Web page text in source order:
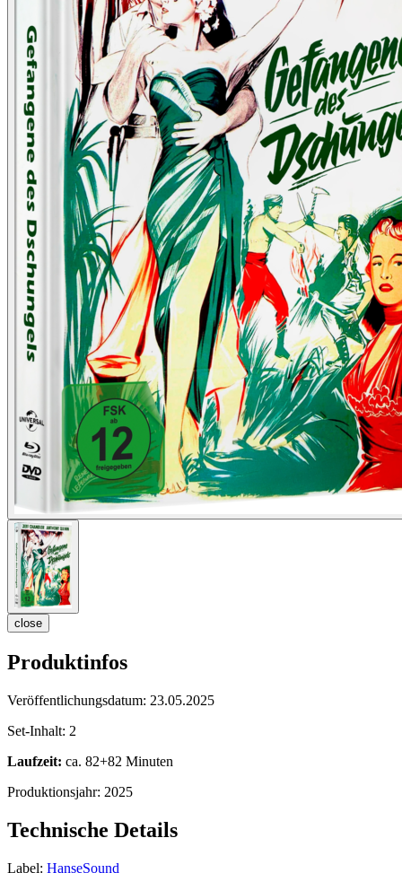
close
Produktinfos
Veröffentlichungsdatum: 23.05.2025
Set-Inhalt: 2
Laufzeit: ca. 82+82 Minuten
Produktionsjahr: 2025
Technische Details
Label: HanseSound